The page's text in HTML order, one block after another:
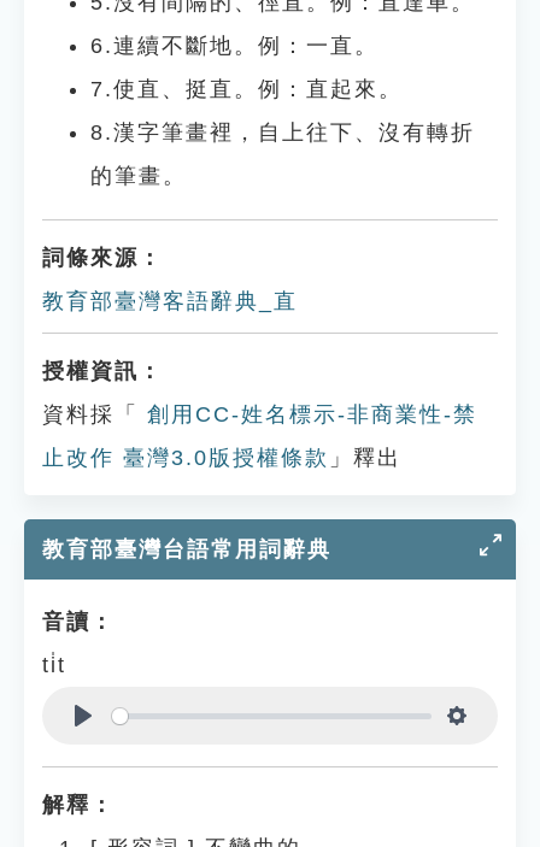
6.連續不斷地。例：一直。
7.使直、挺直。例：直起來。
8.漢字筆畫裡，自上往下、沒有轉折
的筆畫。
詞條來源：
教育部臺灣客語辭典_直
授權資訊：
資料採「
創用CC-姓名標示-非商業性-禁
止改作 臺灣3.0版授權條款 」釋出
教育部臺灣台語常用詞辭典
音讀：
ti̍t
解釋：